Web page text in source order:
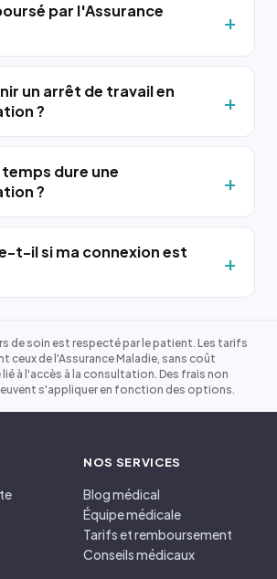
par l'Assurance
un arrêt de travail en
?
dure une
?
t-il si ma connexion est
de soin est respecté par le patient. Les tarifs
ceux de l'Assurance Maladie, sans coût
à l'accès à la consultation. Des frais non
s'appliquer en fonction des options.
NOS SERVICES
Blog médical
Équipe médicale
Tarifs et remboursement
Conseils médicaux